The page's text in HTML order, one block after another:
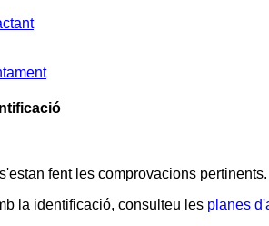
fent les comprovacions pertinents.
la identificació, consulteu les planes